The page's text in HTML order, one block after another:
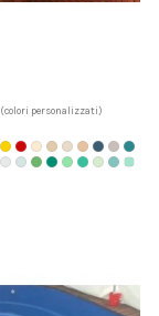
personalizzati)